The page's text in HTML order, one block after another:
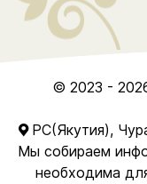
© 2023 -
РС(Якутия),
Мы собираем
необходима